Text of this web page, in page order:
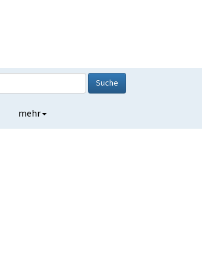
Suche
mehr